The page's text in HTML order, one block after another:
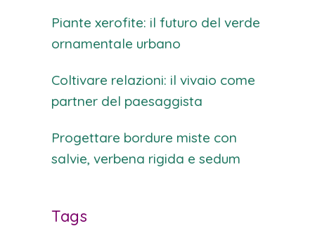
Piante xerofite: il futuro del verde
ornamentale urbano
Coltivare relazioni: il vivaio come
partner del paesaggista
Progettare bordure miste con
salvie, verbena rigida e sedum
Tags